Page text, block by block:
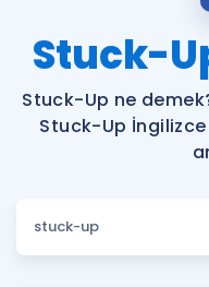
Katılımcı Görüşleri
Faydalı Araçlar
Sözlük
Hakkımızda
Stuck-
Stuck-Up ne
Stuck-Up